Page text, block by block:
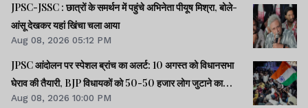
JPSC-JSSC : छात्रों के समर्थन में पहुंचे अभिनेता पीयूष मिश्रा, बोले-
आंसू देखकर यहां खिंचा चला आया
Aug 08, 2026 05:12 PM
JPSC आंदोलन पर स्पेशल ब्रांच का अलर्ट: 10 अगस्त को विधानसभा
घेराव की तैयारी, BJP विधायकों को 50-50 हजार लोग जुटाने का
टास्क
Aug 08, 2026 10:00 PM